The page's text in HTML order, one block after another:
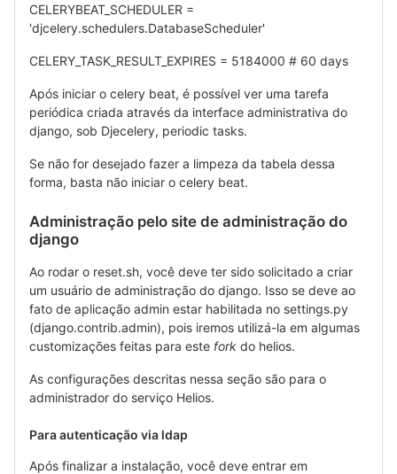
CELERYBEAT_SCHEDULER =
'djcelery.schedulers.DatabaseScheduler'
CELERY_TASK_RESULT_EXPIRES = 5184000 # 60 days
Após iniciar o celery beat, é possível ver uma tarefa
periódica criada através da interface administrativa do
django, sob Djecelery, periodic tasks.
Se não for desejado fazer a limpeza da tabela dessa
forma, basta não iniciar o celery beat.
Administração pelo site de administração do
django
Ao rodar o reset.sh, você deve ter sido solicitado a criar
um usuário de administração do django. Isso se deve ao
fato de aplicação admin estar habilitada no settings.py
(django.contrib.admin), pois iremos utilizá-la em algumas
customizações feitas para este fork do helios.
As configurações descritas nessa seção são para o
administrador do serviço Helios.
Para autenticação via ldap
Após finalizar a instalação, você deve entrar em